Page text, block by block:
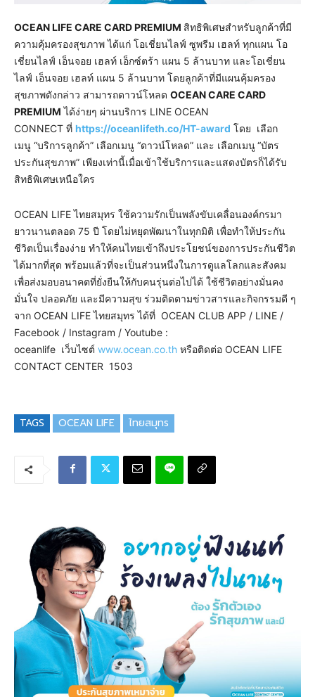
OCEAN LIFE CARE CARD PREMIUM สิทธิพิเศษสำหรับลูกค้าที่มี
ความคุ้มครองสุขภาพ ได้แก่ โอเชี่ยนไลฟ์ ซูพรีม เฮลท์ ทุกแผน โอ
เชี่ยนไลฟ์ เอ็นจอย เฮลท์ เอ็กซ์ตร้า แผน 5 ล้านบาท และโอเชี่ยน
ไลฟ์ เอ็นจอย เฮลท์ แผน 5 ล้านบาท โดยลูกค้าที่มีแผนคุ้มครอง
สุขภาพดังกล่าว สามารถดาวน์โหลด OCEAN CARE CARD
PREMIUM ได้ง่ายๆ ผ่านบริการ LINE OCEAN
CONNECT ที่ https://oceanlifeth.co/HT-award โดย เลือก
เมนู “บริการลูกค้า” เลือกเมนู “ดาวน์โหลด” และ เลือกเมนู“บัตร
ประกันสุขภาพ” เพียงเท่านี้เมื่อเข้าใช้บริการและแสดงบัตรก็ได้รับ
สิทธิพิเศษเหนือใคร
OCEAN LIFE ไทยสมุทร ใช้ความรักเป็นพลังขับเคลื่อนองค์กรมา
ยาวนานตลอด 75 ปี โดยไม่หยุดพัฒนาในทุกมิติ เพื่อทำให้ประกัน
ชีวิตเป็นเรื่องง่าย ทำให้คนไทยเข้าถึงประโยชน์ของการประกันชีวิต
ได้มากที่สุด พร้อมแล้วที่จะเป็นส่วนหนึ่งในการดูแลโลกและสังคม
เพื่อส่งมอบอนาคตที่ยั่งยืนให้กับคนรุ่นต่อไปได้ ใช้ชีวิตอย่างมั่นคง
มั่นใจ ปลอดภัย และมีความสุข ร่วมติดตามข่าวสารและกิจกรรมดี ๆ
จาก OCEAN LIFE ไทยสมุทร ได้ที่ OCEAN CLUB APP / LINE /
Facebook / Instagram / Youtube :
oceanlife เว็บไซต์ www.ocean.co.th หรือติดต่อ OCEAN LIFE
CONTACT CENTER 1503
TAGS OCEAN LIFE ไทยสมุทร